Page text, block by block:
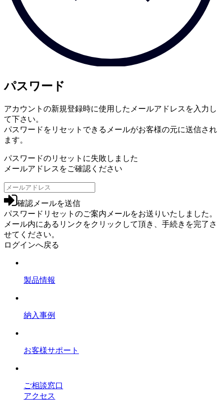
パスワード
アカウントの新規登録時に使用したメールアドレスを入力し
て下さい。
パスワードをリセットできるメールがお客様の元に送信され
ます。
パスワードのリセットに失敗しました
メールアドレスをご確認ください
確認メールを送信
パスワードリセットのご案内メールをお送りいたしました。
メール内にあるリンクをクリックして頂き、手続きを完了さ
せてください。
ログインへ戻る
製品情報
納入事例
お客様サポート
ご相談窓口
アクセス